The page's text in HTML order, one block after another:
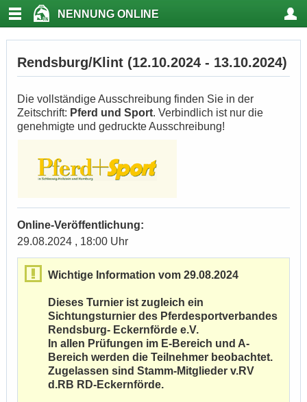
NENNUNG ONLINE
Rendsburg/Klint (12.10.2024 - 13.10.2024)
Die vollständige Ausschreibung finden Sie in der
Zeitschrift: Pferd und Sport. Verbindlich ist nur die
genehmigte und gedruckte Ausschreibung!
Online-Veröffentlichung:
29.08.2024 , 18:00 Uhr
Wichtige Information vom 29.08.2024
Dieses Turnier ist zugleich ein
Sichtungsturnier des Pferdesportverbandes
Rendsburg- Eckernförde e.V.
In allen Prüfungen im E-Bereich und A-
Bereich werden die Teilnehmer beobachtet.
Zugelassen sind Stamm-Mitglieder v.RV
d.RB RD-Eckernförde.